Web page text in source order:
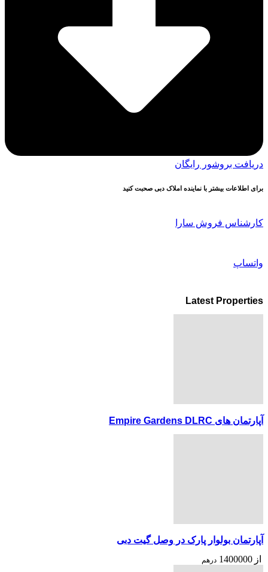
دریافت بروشور رایگان
برای اطلاعات بیشتر با نماینده املاک دبی صحبت کنید
کارشناس فروش سارا
واتساپ
Latest Properties
آپارتمان های Empire Gardens DLRC
آپارتمان بولوار پارک در وصل گیت دبی
از 1400000 درهم